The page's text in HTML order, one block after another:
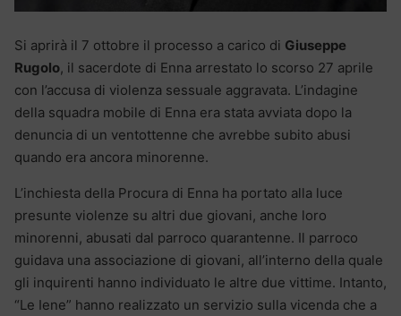
Si aprirà il 7 ottobre il processo a carico di Giuseppe
Rugolo, il sacerdote di Enna arrestato lo scorso 27 aprile
con l’accusa di violenza sessuale aggravata. L’indagine
della squadra mobile di Enna era stata avviata dopo la
denuncia di un ventottenne che avrebbe subito abusi
quando era ancora minorenne.
L’inchiesta della Procura di Enna ha portato alla luce
presunte violenze su altri due giovani, anche loro
minorenni, abusati dal parroco quarantenne. Il parroco
guidava una associazione di giovani, all’interno della quale
gli inquirenti hanno individuato le altre due vittime. Intanto,
“Le Iene” hanno realizzato un servizio sulla vicenda che a